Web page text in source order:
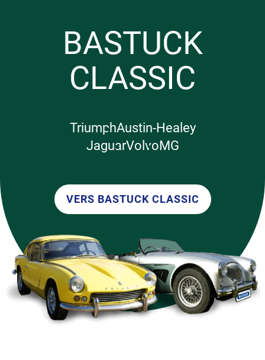
BASTUCK
CLASSIC
TriumphAustin-Healey
JaguarVolvoMG
VERS BASTUCK CLASSIC